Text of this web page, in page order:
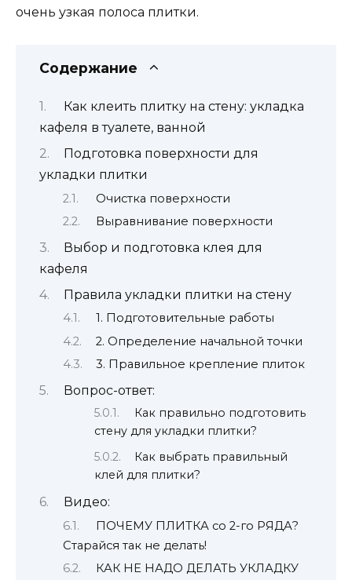
очень узкая полоса плитки.
Содержание
Как клеить плитку на стену: укладка
кафеля в туалете, ванной
Подготовка поверхности для
укладки плитки
Очистка поверхности
Выравнивание поверхности
Выбор и подготовка клея для
кафеля
Правила укладки плитки на стену
1. Подготовительные работы
2. Определение начальной точки
3. Правильное крепление плиток
Вопрос-ответ:
Как правильно подготовить
стену для укладки плитки?
Как выбрать правильный
клей для плитки?
Видео:
ПОЧЕМУ ПЛИТКА со 2-го РЯДА?
Старайся так не делать!
КАК НЕ НАДО ДЕЛАТЬ УКЛАДКУ